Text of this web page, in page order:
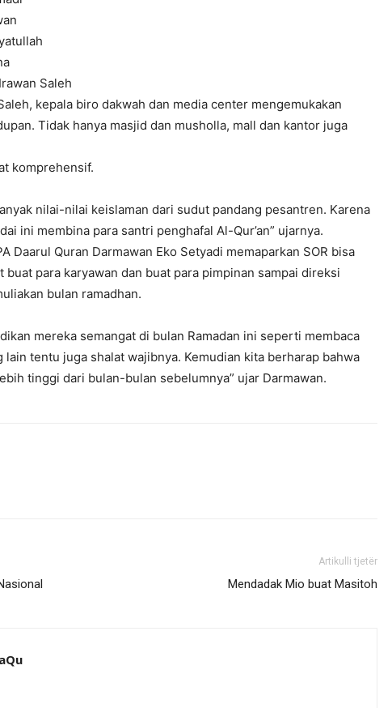
Saleh
kepala biro dakwah dan media center mengemukakan
Tidak hanya masjid dan musholla, mall dan kantor juga
komprehensif.
nilai-nilai keislaman dari sudut pandang pesantren. Karena
ini membina para santri penghafal Al-Qur’an” ujarnya.
Daarul Quran Darmawan Eko Setyadi memaparkan SOR bisa
buat para karyawan dan buat para pimpinan sampai direksi
bulan ramadhan.
mereka semangat di bulan Ramadan ini seperti membaca
lain tentu juga shalat wajibnya. Kemudian kita berharap bahwa
tinggi dari bulan-bulan sebelumnya” ujar Darmawan.
Artikulli tjetër
Mendadak Mio buat Masitoh